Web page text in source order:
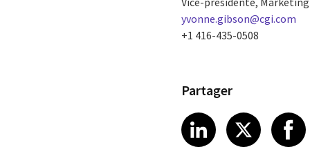
yvonne.gibson@cgi.com
+1 416-435-0508
Partager
Share article
LinkedIn
Share
X